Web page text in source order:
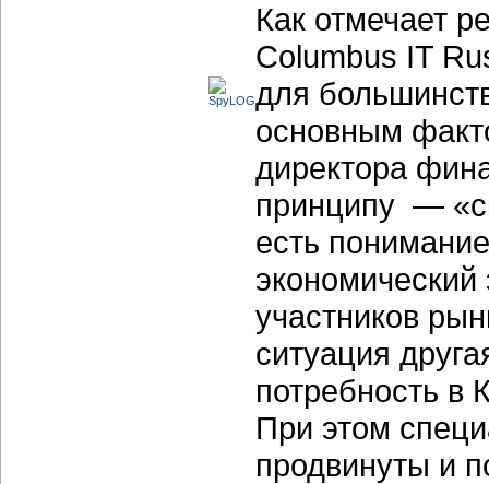
Как отмечает
Columbus IT
для
основным
директора
принципу —
есть
участников
ситуация
потребность
При этом
продвинуты и